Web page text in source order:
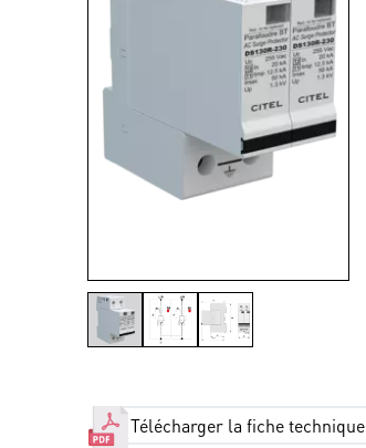
Télécharger la fiche technique